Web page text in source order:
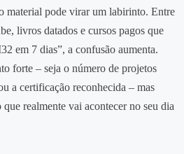
material pode virar um labirinto. Entre
livros datados e cursos pagos que
em 7 dias”, a confusão aumenta.
forte – seja o número de projetos
a certificação reconhecida – mas
realmente vai acontecer no seu dia